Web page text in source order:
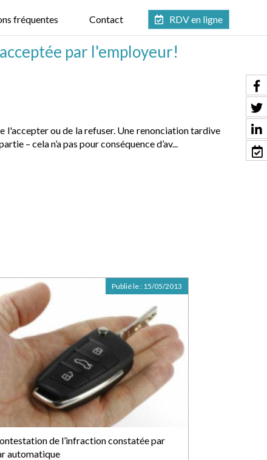
fréquentes Contact RDV en ligne
par l'employeur!
l'accepter ou de la refuser. Une renonciation tardive
– cela n’a pas pour conséquence d’av...
de l’infraction constatée par
automatique
Publié le : 15/05/2013